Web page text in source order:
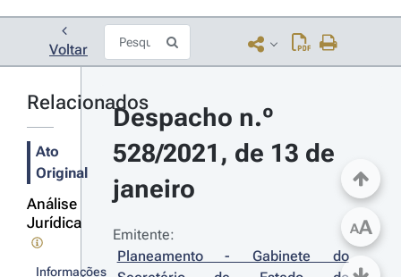
Voltar
Relacionados
Ato
Original
Análise
Jurídica
Informações
Despacho n.º
528/2021, de 13 de
janeiro
Emitente:
Planeamento - Gabinete do
AA